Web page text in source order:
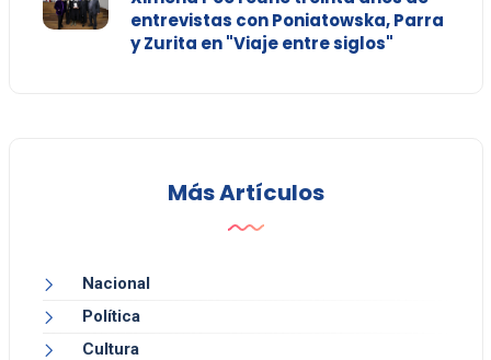
entrevistas con Poniatowska, Parra
y Zurita en "Viaje entre siglos"
Más Artículos
Nacional
Política
Cultura